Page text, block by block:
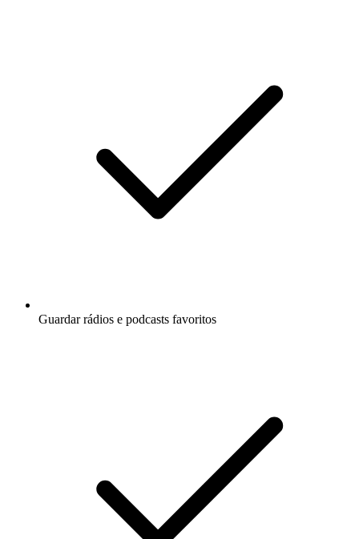
Guardar rádios e podcasts favoritos